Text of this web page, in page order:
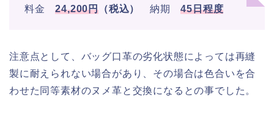
料金24,200円 （税込） 納期45日程度
注意点として、バッグ口革の劣化状態によっては再縫
製に耐えられない場合があり、その場合は色合いを合
わせた同等素材のヌメ革と交換になるとの事でした。